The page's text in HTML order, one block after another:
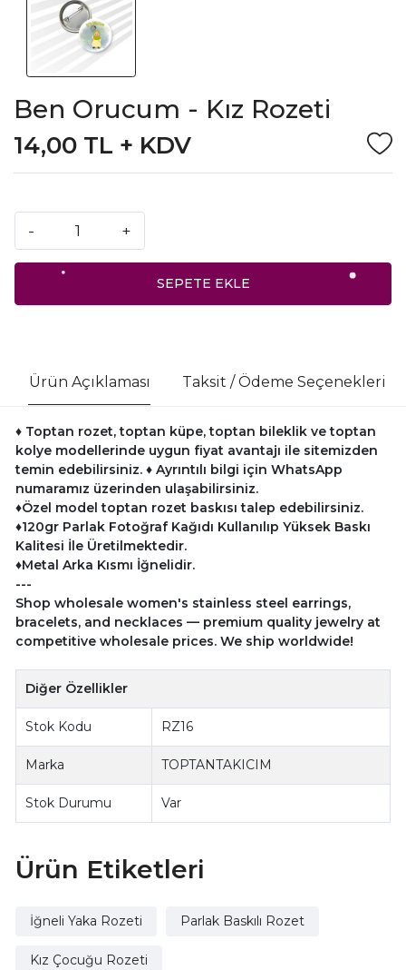
Ben Orucum - Kız Rozeti
14,00 TL + KDV
- +
SEPETE EKLE
Ürün Açıklaması Taksit / Ödeme Seçenekleri
♦ Toptan rozet, toptan küpe, toptan bileklik ve toptan
kolye modellerinde uygun fiyat avantajı ile sitemizden
temin edebilirsiniz. ♦ Ayrıntılı bilgi için WhatsApp
numaramız üzerinden ulaşabilirsiniz.
♦Özel model toptan rozet baskısı talep edebilirsiniz.
♦120gr Parlak Fotoğraf Kağıdı Kullanılıp Yüksek Baskı
Kalitesi İle Üretilmektedir.
♦Metal Arka Kısmı İğnelidir.
---
Shop wholesale women's stainless steel earrings,
bracelets, and necklaces — premium quality jewelry at
competitive wholesale prices. We ship worldwide!
Diğer Özellikler
Stok Kodu RZ16
Marka TOPTANTAKICIM
Stok Durumu Var
Ürün Etiketleri
İğneli Yaka Rozeti Parlak Baskılı Rozet
Kız Çocuğu Rozeti